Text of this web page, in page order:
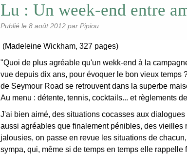
Lu : Un week-end entre
Publié le 8 août 2012 par Pipiou
(Madeleine Wickham, 327 pages)
"Quoi de plus agréable qu'un wekk-end à la
vue depuis dix ans, pour évoquer le bon vieux temps
de Seymour Road se retrouvent dans la superbe
Au menu : détente, tennis, cocktails... et règlements
J'ai bien aimé, des situations cocasses aux
aussi agréables que finalement pénibles, des vieilles
jalousies, on passe en revue les situations de
sympa, qui, même si de temps en temps elle rappelle